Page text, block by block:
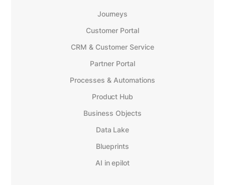
Journeys
Customer Portal
CRM & Customer Service
Partner Portal
Processes & Automations
Product Hub
Business Objects
Data Lake
Blueprints
AI in epilot